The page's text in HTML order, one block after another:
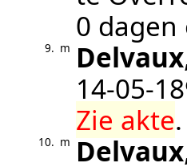
0
9. m Delvaux
Zie akte.
10. m Delvaux